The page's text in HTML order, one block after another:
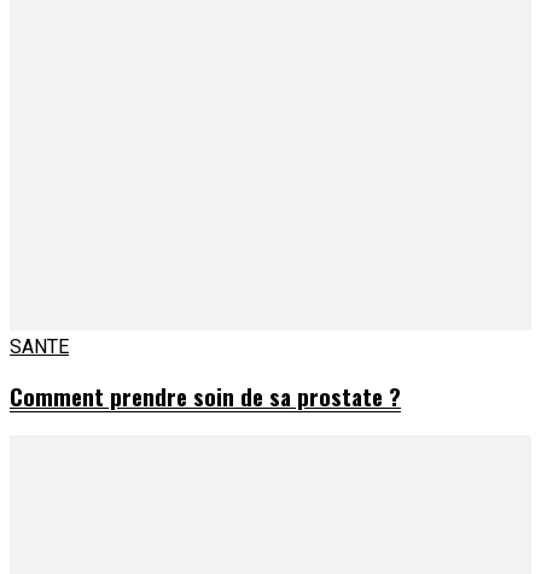
SANTE
Comment prendre soin de sa prostate ?